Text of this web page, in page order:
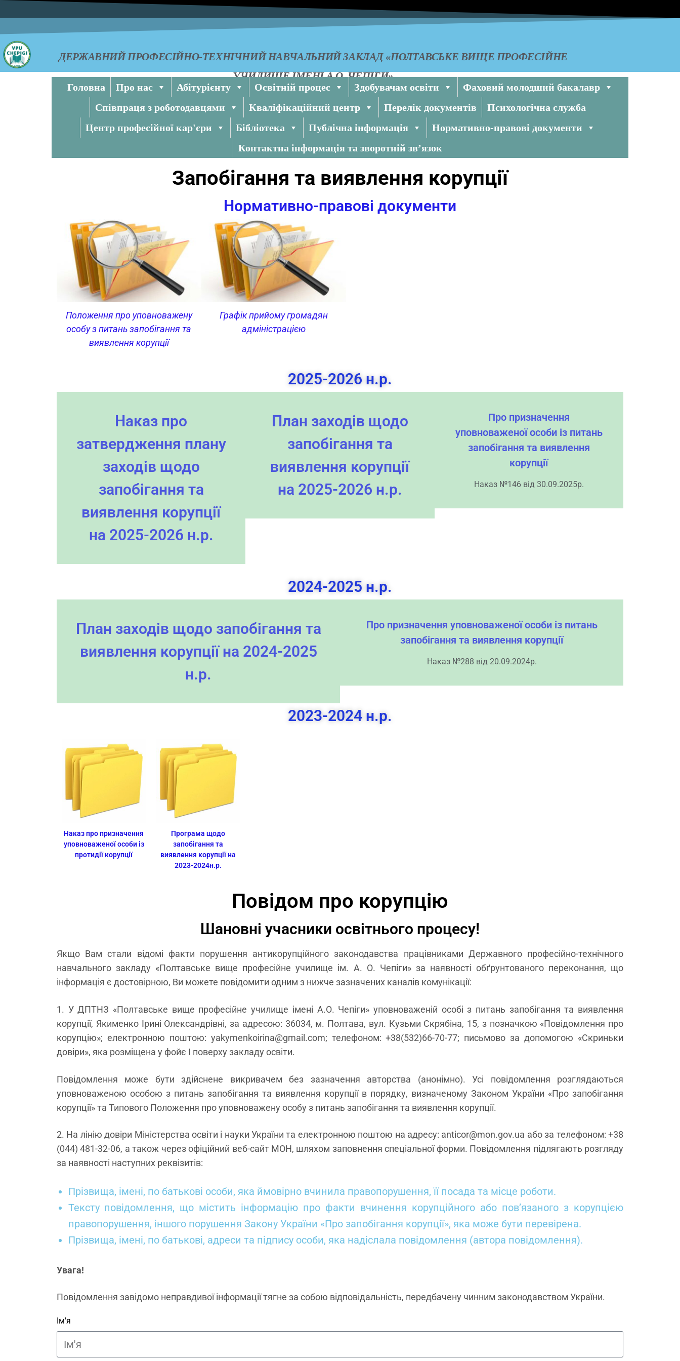
ДЕРЖАВНИЙ ПРОФЕСІЙНО-ТЕХНІЧНИЙ НАВЧАЛЬНИЙ ЗАКЛАД «ПОЛТАВСЬКЕ ВИЩЕ ПРОФЕСІЙНЕ
УЧИЛИЩЕ ІМЕНІ А.О. ЧЕПІГИ»
Головна Про нас Абітурієнту Освітній процес Здобувачам освіти
Фаховий молодший бакалавр
Співпраця з роботодавцями
Кваліфікаційний центр Перелік документів
Психологічна служба
Центр професійної кар'єри
Бібліотека Публічна інформація
Нормативно-правові документи
Контактна інформація та зворотній зв’язок
Запобігання та виявлення корупції
Нормативно-правові документи
Положення про уповноважену
особу з питань запобігання та
виявлення корупції
Графік прийому громадян
адміністрацією
2025-2026 н.р.
Наказ про
затвердження плану
заходів щодо
запобігання та
виявлення корупції
на 2025-2026 н.р.
План заходів щодо
запобігання та
виявлення корупції
на 2025-2026 н.р.
Про призначення
уповноваженої особи із питань
запобігання та виявлення
корупції
Наказ №146 від 30.09.2025р.
2024-2025 н.р.
План заходів щодо запобігання та
виявлення корупції на 2024-2025
н.р.
Про призначення уповноваженої особи із питань
запобігання та виявлення корупції
Наказ №288 від 20.09.2024р.
2023-2024 н.р.
Наказ про призначення
уповноваженої особи із
протидії корупції
Програма щодо
запобігання та
виявлення корупції на
2023-2024н.р.
Повідом про корупцію
Шановні учасники освітнього процесу!
Якщо Вам стали відомі факти порушення антикорупційного законодавства працівниками Державного професійно-технічного
навчального закладу «Полтавське вище професійне училище ім. А. О. Чепіги» за наявності обґрунтованого переконання, що
інформація є достовірною, Ви можете повідомити одним з нижче зазначених каналів комунікації:
1. У ДПТНЗ «Полтавське вище професійне училище імені А.О. Чепіги» уповноваженій особі з питань запобігання та виявлення
корупції, Якименко Ірині Олександрівні, за адресою: 36034, м. Полтава, вул. Кузьми Скрябіна, 15, з позначкою «Повідомлення про
корупцію»; електронною поштою: yakymenkoirina@gmail.com; телефоном: +38(532)66-70-77; письмово за допомогою «Скриньки
довіри», яка розміщена у фойє І поверху закладу освіти.
Повідомлення може бути здійснене викривачем без зазначення авторства (анонімно). Усі повідомлення розглядаються
уповноваженою особою з питань запобігання та виявлення корупції в порядку, визначеному Законом України «Про запобігання
корупції» та Типового Положення про уповноважену особу з питань запобігання та виявлення корупції.
2. На лінію довіри Міністерства освіти і науки України та електронною поштою на адресу: anticor@mon.gov.ua або за телефоном: +38
(044) 481-32-06, а також через офіційний веб-сайт МОН, шляхом заповнення спеціальної форми. Повідомлення підлягають розгляду
за наявності наступних реквізитів:
Прізвища, імені, по батькові особи, яка ймовірно вчинила правопорушення, її посада та місце роботи.
Тексту повідомлення, що містить інформацію про факти вчинення корупційного або пов’язаного з корупцією
правопорушення, іншого порушення Закону України «Про запобігання корупції», яка може бути перевірена.
Прізвища, імені, по батькові, адреси та підпису особи, яка надіслала повідомлення (автора повідомлення).
Увага!
Повідомлення завідомо неправдивої інформації тягне за собою відповідальність, передбачену чинним законодавством України.
Ім'я